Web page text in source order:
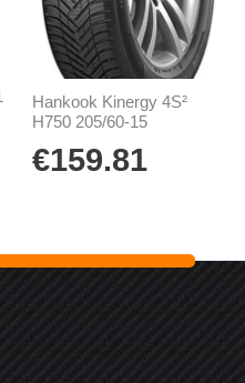
Hankook Kinergy 4S²
H750 205/60-15
€159.81